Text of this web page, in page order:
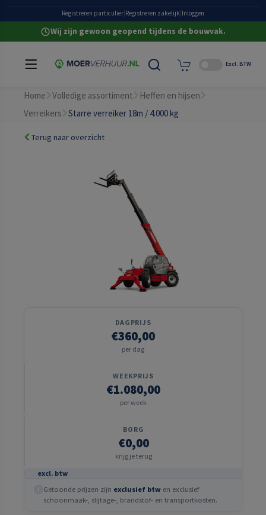
Grote eigen voorraadRegistreren particulier Registreren zakelijk Inloggen
Wij zijn gewoon geopend tijdens de bouwvak.
Excl. BTW
Home Volledige assortiment
Heffen en hijsen
Verreikers
Starre verreiker 18m / 4.000 kg
Terug naar overzicht
DAGPRIJS
€360,00
per dag
WEEKPRIJS
€1.080,00
per week
BORG
€0,00
krijg je terug
excl. btw
Getoonde prijzen zijn exclusief btw en exclusief
schoonmaak-, slijtage-, brandstof- en transportkosten.